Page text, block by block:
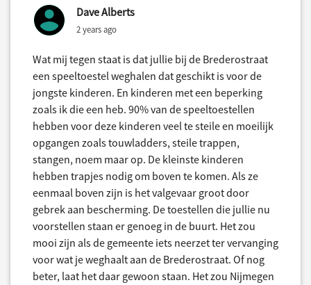
Dave Alberts
2 years ago
Wat mij tegen staat is dat jullie bij de Brederostraat
een speeltoestel weghalen dat geschikt is voor de
jongste kinderen. En kinderen met een beperking
zoals ik die een heb. 90% van de speeltoestellen
hebben voor deze kinderen veel te steile en moeilijk
opgangen zoals touwladders, steile trappen,
stangen, noem maar op. De kleinste kinderen
hebben trapjes nodig om boven te komen. Als ze
eenmaal boven zijn is het valgevaar groot door
gebrek aan bescherming. De toestellen die jullie nu
voorstellen staan er genoeg in de buurt. Het zou
mooi zijn als de gemeente iets neerzet ter vervanging
voor wat je weghaalt aan de Brederostraat. Of nog
beter, laat het daar gewoon staan. Het zou Nijmegen